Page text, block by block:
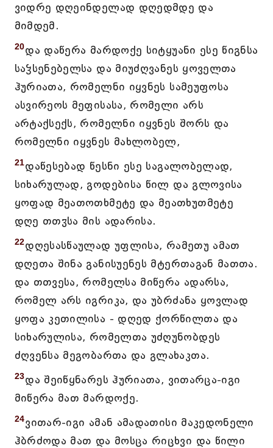
ვიდრე დღეინდელად დღედმდე და
მიმდემ.
20და დაწერა მარდოქე სიტყუანი ესე წიგნსა
საჴსენებელსა და მიუძღვანეს ყოველთა
ჰურიათა, რომელნი იყვნეს სამეუფოსა
ასვირეოს მეფისასა, რომელი არს
არტაქსექს, რომელნი იყვნეს შორს და
რომელნი იყვნეს მახლობელ,
21დაწესებად წესნი ესე საგალობელად,
სიხარულად, გოდებისა წილ და გლოვისა
ყოფად მეათოთხმეტე და მეათხუთმეტე
დღე თთჳსა მის ადარისა.
22დღესასწაულად უფლისა, რამეთუ ამათ
დღეთა შინა განისუენეს მტერთაგან მათთა.
და თთვესა, რომელსა მიწერა ადარსა,
რომელ არს იგრიკა, და უბრძანა ყოვლად
ყოფა კეთილისა - დღედ ქორწილთა და
სიხარულისა, რომელთა უძღუნობდეს
ძღვენსა მეგობართა და გლახაკთა.
23და შეიწყნარეს ჰურიათა, ვითარცა-იგი
მიწერა მათ მარდოქე.
24ვითარ-იგი ამან ამადათისი მაკედონელი
ჰბრძოდა მათ და მოსცა რიცხვი და წილი